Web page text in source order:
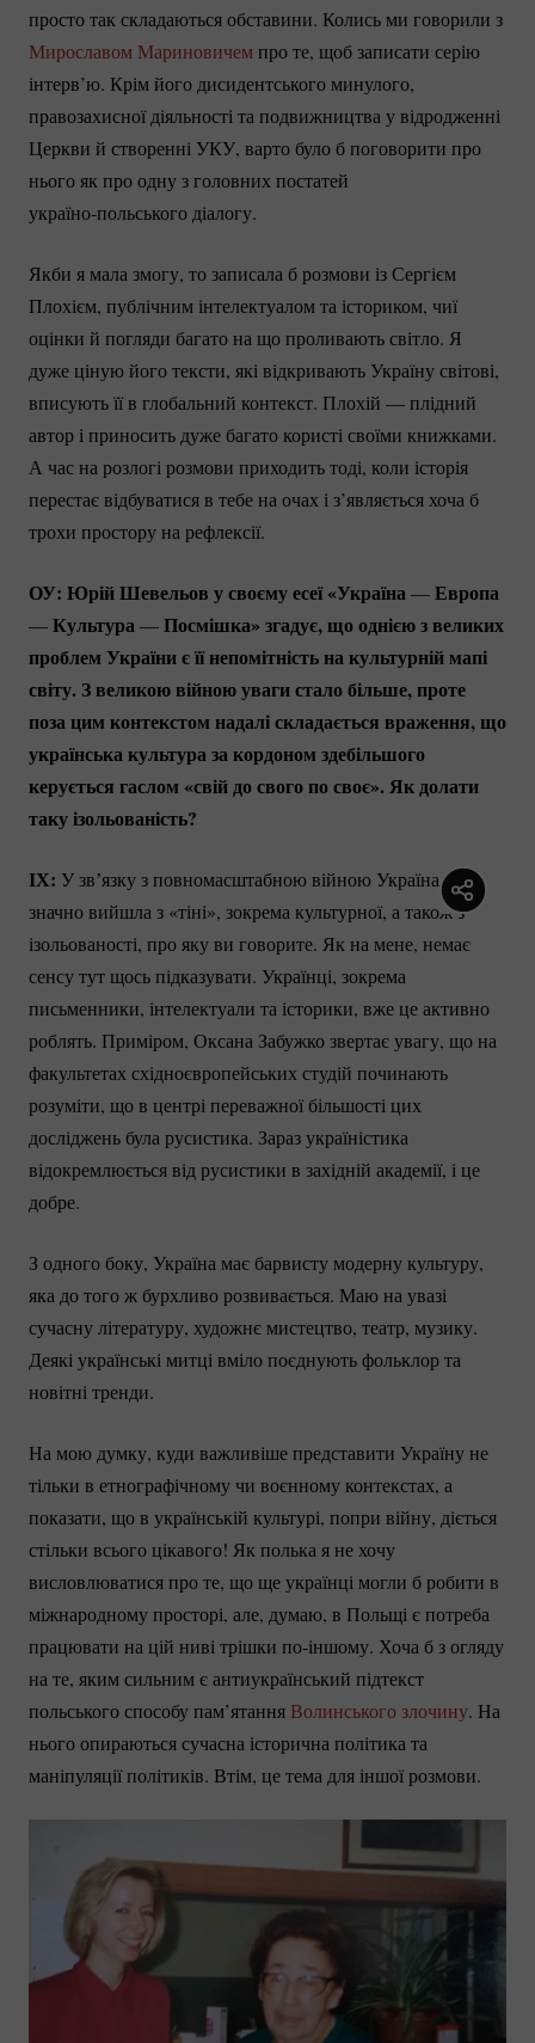
просто так складаються обставини. Колись ми говорили з
Мирославом Мариновичемпро те, щоб записати серію
інтерв’ю. Крім його дисидентського минулого,
правозахисної діяльності та подвижництва у відродженні
Церкви й створенні УКУ, варто було б поговорити про
нього як про одну з головних постатей
україно-польського діалогу.
Якби я мала змогу, то записала б розмови із Сергієм
Плохієм, публічним інтелектуалом та істориком, чиї
оцінки й погляди багато на що проливають світло. Я
дуже ціную його тексти, які відкривають Україну світові,
вписують її в глобальний контекст. Плохій — плідний
автор і приносить дуже багато користі своїми книжками.
А час на розлогі розмови приходить тоді, коли історія
перестає відбуватися в тебе на очах і з’являється хоча б
трохи простору на рефлексії.
ОУ: Юрій Шевельов у своєму есеї «Україна —Европа
—Культура —Посмішка» згадує, що однією з великих
проблем України є її непомітність на культурній мапі
світу. З великою війною уваги стало більше, проте
поза цим контекстом надалі складається враження, що
українська культура за кордоном здебільшого
керується гаслом «свій до свого по своє». Як долати
таку ізольованість?
ІХ: У звʼязку з повномасштабною війною Україна вже
значно вийшла з «тіні», зокрема культурної, а також з
ізольованості, про яку ви говорите. Як на мене, немає
сенсу тут щось підказувати. Українці, зокрема
письменники, інтелектуали та історики, вже це активно
роблять. Приміром, Оксана Забужко звертає увагу, що на
факультетах східноєвропейських студій починають
розуміти, що в центрі переважної більшості цих
досліджень була русистика. Зараз україністика
відокремлюється від русистики в західній академії, і це
добре.
З одного боку, Україна має барвисту модерну культуру,
яка до того ж бурхливо розвивається. Маю на увазі
сучасну літературу, художнє мистецтво, театр, музику.
Деякі українські митці вміло поєднують фольклор та
новітні тренди.
На мою думку, куди важливіше представити Україну не
тільки в етнографічному чи воєнному контекстах, а
показати, що в українській культурі, попри війну, діється
стільки всього цікавого! Як полька я не хочу
висловлюватися про те, що ще українці могли б робити в
міжнародному просторі, але, думаю, в Польщі є потреба
працювати на цій ниві трішки по-іншому. Хоча б з огляду
на те, яким сильним є антиукраїнський підтекст
польського способу пам’ятання Волинського злочину. На
нього опираються сучасна історична політика та
маніпуляції політиків. Втім, це тема для іншої розмови.